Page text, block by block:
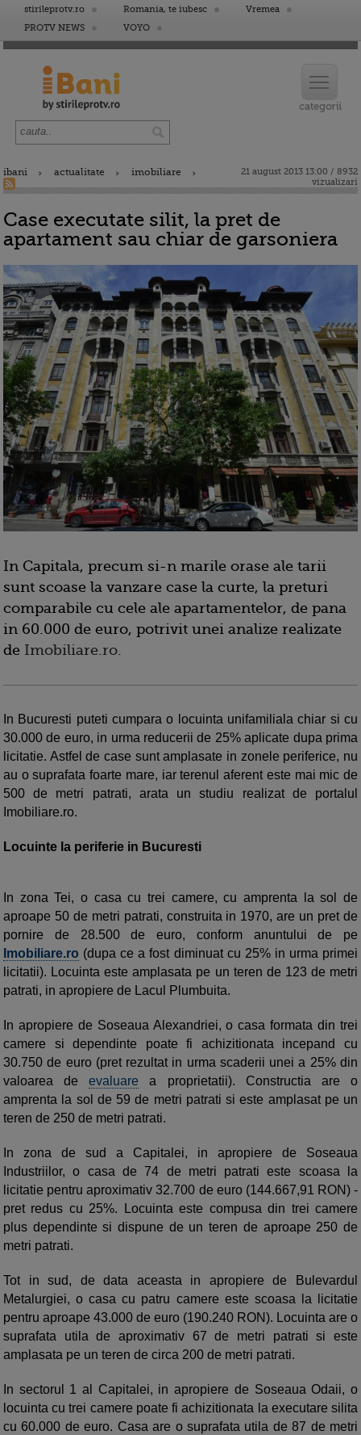
stirileprotv.ro Romania, te iubesc
Vremea
PROTV NEWS
VOYO
ibani actualitate imobiliare
21 august 2013 13:00 / 8932
vizualizari
Case executate silit, la pret de
apartament sau chiar de garsoniera
In Capitala, precum si-n marile orase ale tarii
sunt scoase la vanzare case la curte, la preturi
comparabile cu cele ale apartamentelor, de pana
in 60.000 de euro, potrivit unei analize realizate
de Imobiliare.ro.
In Bucuresti puteti cumpara o locuinta unifamiliala chiar si cu
30.000 de euro, in urma reducerii de 25% aplicate dupa prima
licitatie. Astfel de case sunt amplasate in zonele periferice, nu
au o suprafata foarte mare, iar terenul aferent este mai mic de
500 de metri patrati, arata un studiu realizat de portalul
Imobiliare.ro.
Locuinte la periferie in Bucuresti
In zona Tei, o casa cu trei camere, cu amprenta la sol de
aproape 50 de metri patrati, construita in 1970, are un pret de
pornire de 28.500 de euro, conform anuntului de pe
Imobiliare.ro (dupa ce a fost diminuat cu 25% in urma primei
licitatii). Locuinta este amplasata pe un teren de 123 de metri
patrati, in apropiere de Lacul Plumbuita.
In apropiere de Soseaua Alexandriei, o casa formata din trei
camere si dependinte poate fi achizitionata incepand cu
30.750 de euro (pret rezultat in urma scaderii unei a 25% din
valoarea deevaluare a proprietatii). Constructia are o
amprenta la sol de 59 de metri patrati si este amplasat pe un
teren de 250 de metri patrati.
In zona de sud a Capitalei, in apropiere de Soseaua
Industriilor, o casa de 74 de metri patrati este scoasa la
licitatie pentru aproximativ 32.700 de euro (144.667,91 RON) -
pret redus cu 25%. Locuinta este compusa din trei camere
plus dependinte si dispune de un teren de aproape 250 de
metri patrati.
Tot in sud, de data aceasta in apropiere de Bulevardul
Metalurgiei, o casa cu patru camere este scoasa la licitatie
pentru aproape 43.000 de euro (190.240 RON). Locuinta are o
suprafata utila de aproximativ 67 de metri patrati si este
amplasata pe un teren de circa 200 de metri patrati.
In sectorul 1 al Capitalei, in apropiere de Soseaua Odaii, o
locuinta cu trei camere poate fi achizitionata la executare silita
cu 60.000 de euro. Casa are o suprafata utila de 87 de metri